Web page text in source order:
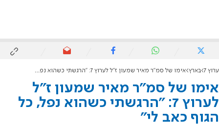
ערוץ 7 בארץ אימו של סמ"ר מאיר שמעון ז"ל לערוץ 7: "הרגשתי כשהוא נפל, כל הגוף כאב לי"
אימו של סמ"ר מאיר שמעון ז"ל
לערוץ 7: "הרגשתי כשהוא נפל, כל
הגוף כאב לי"